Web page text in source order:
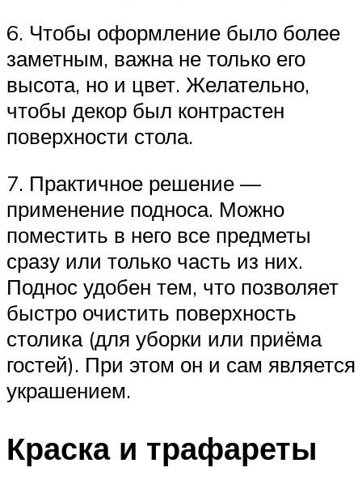
6. Чтобы оформление было более
заметным, важна не только его
высота, но и цвет. Желательно,
чтобы декор был контрастен
поверхности стола.
7. Практичное решение —
применение подноса. Можно
поместить в него все предметы
сразу или только часть из них.
Поднос удобен тем, что позволяет
быстро очистить поверхность
столика (для уборки или приёма
гостей). При этом он и сам является
украшением.
Краска и трафареты